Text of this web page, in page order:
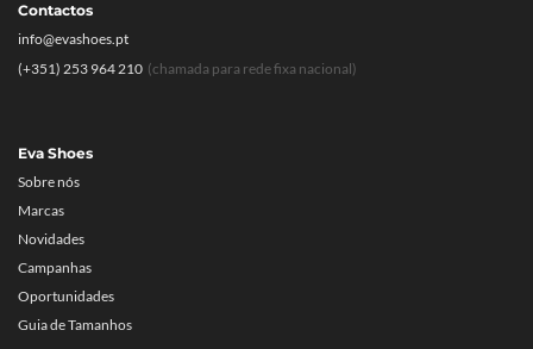
Eva Shoes
Sobre nós
Marcas
Novidades
Campanhas
Oportunidades
Guia de Tamanhos
Contactos
info@evashoes.pt
(+351) 253 964 210 (chamada para rede fixa nacional)